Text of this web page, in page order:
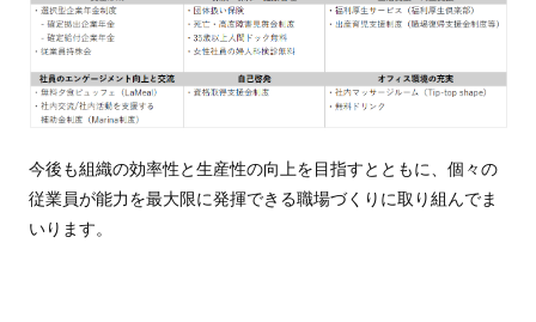
今後も組織の効率性と生産性の向上を目指すとともに、個々の
従業員が能力を最大限に発揮できる職場づくりに取り組んでま
いります。